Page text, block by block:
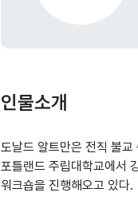
인물소개
도날드 알트만은 전직 불
포틀랜드 주립대학교에서
워크숍을 진행해오고 있다.